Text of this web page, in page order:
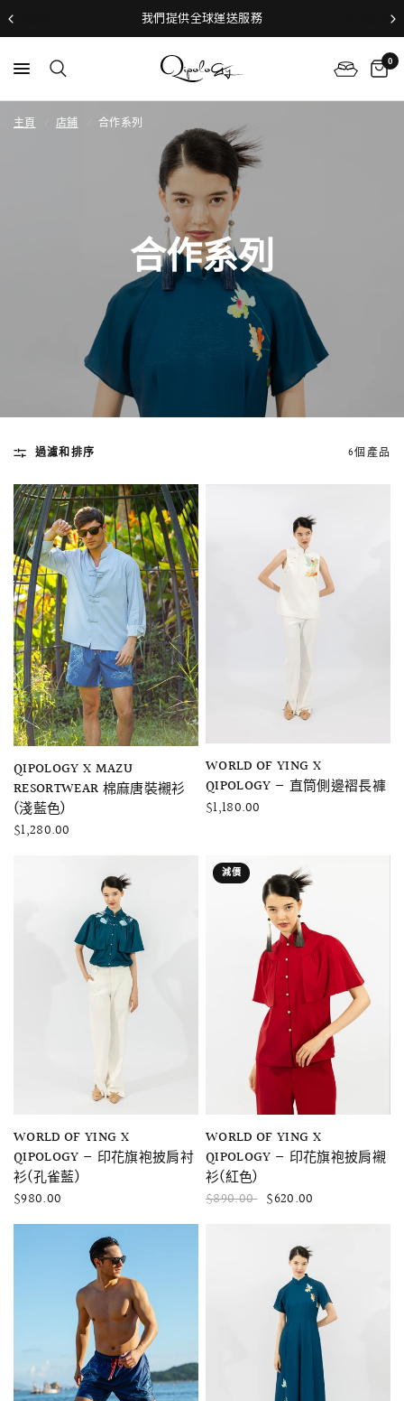
加入俱樂部，專享會員專屬禮遇🤍
0
主頁 店鋪 合作系列
合作系列
過濾和排序 6個產品
快速瀏覽
QIPOLOGY X MAZU
RESORTWEAR 棉麻唐裝襯衫
(淺藍色)
$1,280.00
快速瀏覽
WORLD OF YING X
QIPOLOGY — 直筒側邊褶長褲
$1,180.00
快速瀏覽
WORLD OF YING X
QIPOLOGY — 印花旗袍披肩衬
衫(孔雀藍)
$980.00
減價
快速瀏覽
WORLD OF YING X
QIPOLOGY — 印花旗袍披肩襯
衫(紅色)
$890.00 $620.00
快速瀏覽
蕾絲魚尾裙旗袍
SNOWDROP